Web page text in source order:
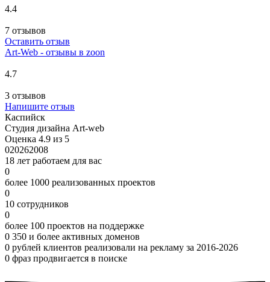
4.4
7 отзывов
Оставить отзыв
Art-Web - отзывы в zoon
4.7
3 отзывов
Напишите отзыв
Каспийск
Студия дизайна Art-web
Оценка 4.9 из 5
020262008
18 лет работаем для вас
0
более 1000 реализованных проектов
0
10 сотрудников
0
более 100 проектов на поддержке
0 350 и более активных доменов
0 рублей клиентов реализовали на рекламу за 2016-2026
0 фраз продвигается в поиске